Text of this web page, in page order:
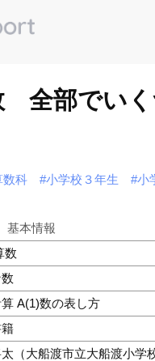
部でいく
数科 #小学校３年生 #小
基本情報
数
A(1)数の表し方
（大船渡市立大船渡小学